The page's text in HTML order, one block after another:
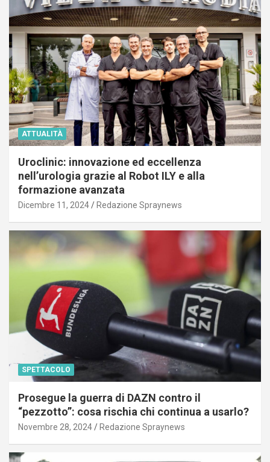
ATTUALITÀ
Uroclinic: innovazione ed eccellenza
nell’urologia grazie al Robot ILY e alla
formazione avanzata
Dicembre 11, 2024 Redazione Spraynews
SPETTACOLO
Prosegue la guerra di DAZN contro il
“pezzotto”: cosa rischia chi continua a usarlo?
Novembre 28, 2024 Redazione Spraynews